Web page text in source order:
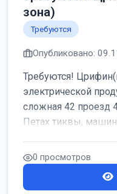
зона)
Требуются
Опубликовано:
Требуются!
электрической
сложная 42 проезд
Петах тиквы,
0 просмотров